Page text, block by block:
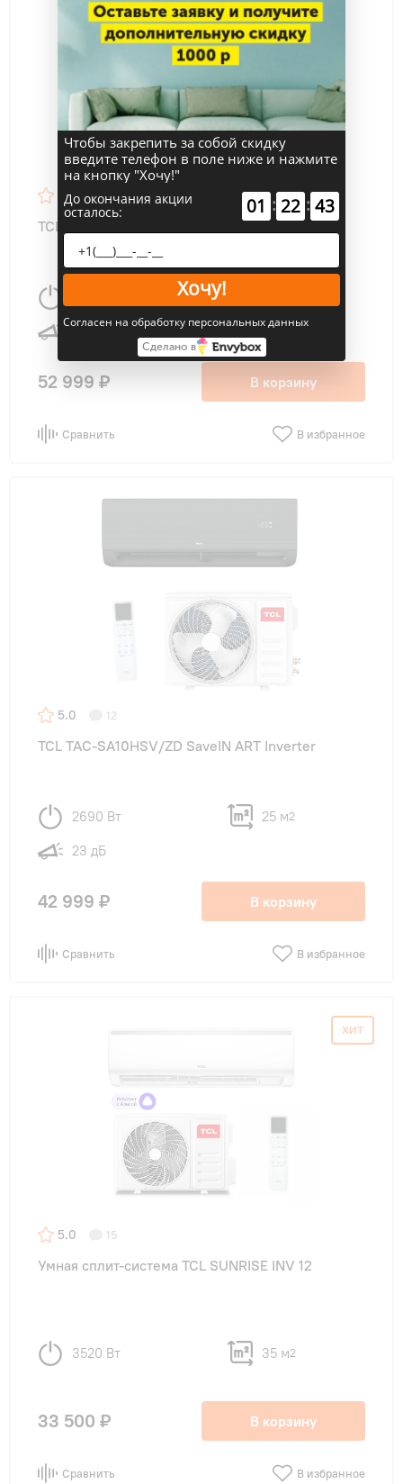
4.9 15
TCL TAC-TP18ONF/R Gentle Cool
58 дБ
52 999 ₽ В корзину
Сравнить В избранное
5.0 12
TCL TAC-SA10HSV/ZD SaveIN ART Inverter
2690 Вт 25 м2
23 дБ
42 999 ₽ В корзину
Сравнить В избранное
ХИТ
5.0 15
Умная сплит-система TCL SUNRISE INV 12
3520 Вт 35 м2
33 500 ₽ В корзину
Сравнить В избранное
Чтобы закрепить за собой скидку
введите телефон в поле ниже и нажмите
на кнопку "Хочу!"
До окончания акции
осталось: 01 : 22 : 42
Хочу!
Согласен на обработку персональных данных
Сделано в